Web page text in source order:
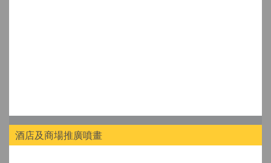
酒店及商場推廣噴畫